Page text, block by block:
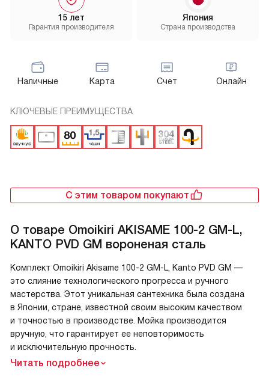
15 лет
Гарантия производителя
Япония
Страна производства
Наличные Карта Счет Онлайн
КЛЮЧЕВЫЕ ПРЕИМУЩЕСТВА
С этим товаром покупают
О товаре Omoikiri AKISAME 100-2 GM-L,
KANTO PVD GM вороненая сталь
Комплект Omoikiri Akisame 100-2 GM-L, Kanto PVD GM —
это слияние технологического прогресса и ручного
мастерства. Этот уникальная сантехника была создана
в Японии, стране, известной своим высоким качеством
и точностью в производстве. Мойка производится
вручную, что гарантирует ее неповторимость
и исключительную прочность.
Читать подробнее